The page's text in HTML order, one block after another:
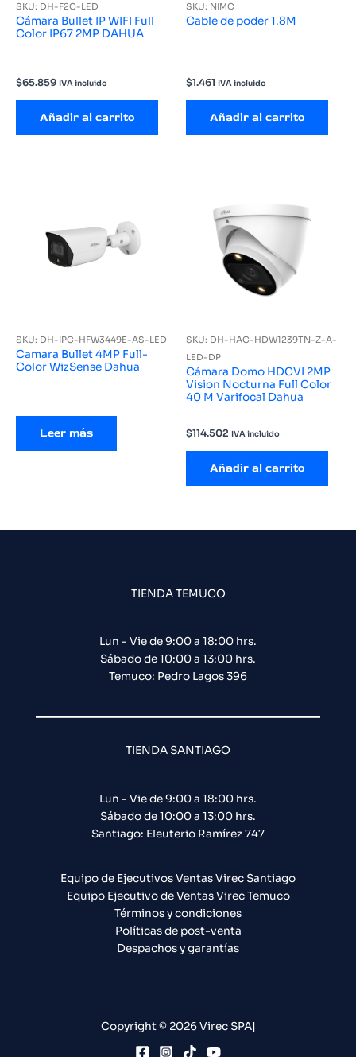
SKU: DH-F2C-LED
Cámara Bullet IP WIFI Full
Color IP67 2MP DAHUA
$65.859 IVA incluido
Añadir al carrito
SKU: NIMC
Cable de poder 1.8M
$1.461 IVA incluido
Añadir al carrito
SKU: DH-IPC-HFW3449E-AS-LED
Camara Bullet 4MP Full-
Color WizSense Dahua
Leer más
SKU: DH-HAC-HDW1239TN-Z-A-
LED-DP
Cámara Domo HDCVI 2MP
Vision Nocturna Full Color
40 M Varifocal Dahua
$114.502 IVA incluido
Añadir al carrito
TIENDA TEMUCO
Lun - Vie de 9:00 a 18:00 hrs.
Sábado de 10:00 a 13:00 hrs.
Temuco: Pedro Lagos 396
TIENDA SANTIAGO
Lun - Vie de 9:00 a 18:00 hrs.
Sábado de 10:00 a 13:00 hrs.
Santiago: Eleuterio Ramírez 747​
Equipo de Ejecutivos Ventas Virec Santiago
Equipo Ejecutivo de Ventas Virec Temuco
Términos y condiciones
Políticas de post-venta
Despachos y garantías
Copyright © 2026 Virec SPA|